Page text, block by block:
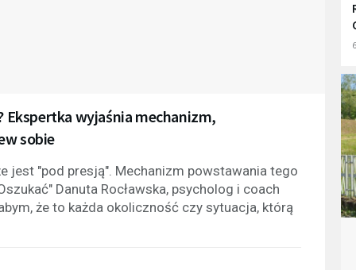
Ekspertka wyjaśnia mechanizm,
sobie
jest "pod presją". Mechanizm powstawania tego
Danuta Rocławska, psycholog i coach
że to każda okoliczność czy sytuacja, którą